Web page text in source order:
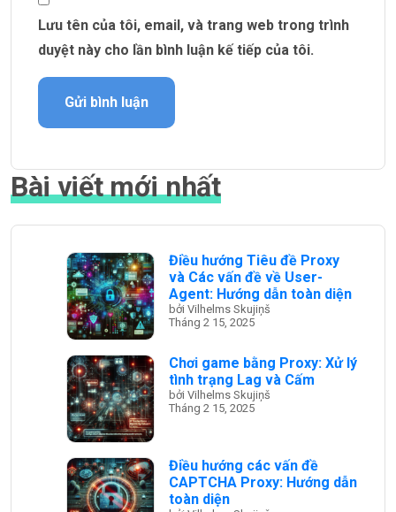
Lưu tên của tôi, email, và trang web trong trình
duyệt này cho lần bình luận kế tiếp của tôi.
Bài viết mới nhất
Điều hướng Tiêu đề Proxy
và Các vấn đề về User-
Agent: Hướng dẫn toàn diện
bởi Vilhelms Skujiņš
Tháng 2 15, 2025
Chơi game bằng Proxy: Xử lý
tình trạng Lag và Cấm
bởi Vilhelms Skujiņš
Tháng 2 15, 2025
Điều hướng các vấn đề
CAPTCHA Proxy: Hướng dẫn
toàn diện